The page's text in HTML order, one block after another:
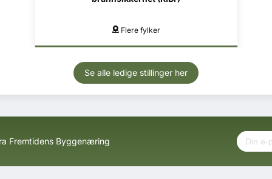
Mo i Rana, Mosjøen
Se alle ledige stillinger her
Fremtidens Byggenæring